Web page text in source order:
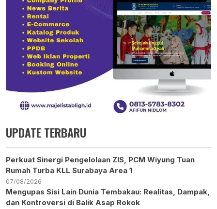
UPDATE TERBARU
Perkuat Sinergi Pengelolaan ZIS, PCM Wiyung Tuan
Rumah Turba KLL Surabaya Area 1
07/08/2026
Mengupas Sisi Lain Dunia Tembakau: Realitas, Dampak,
dan Kontroversi di Balik Asap Rokok